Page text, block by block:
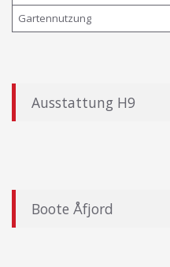
Gartennutzung
Ausstattung H9
Boote Åfjord